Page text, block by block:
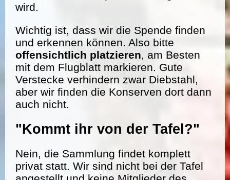
wird.
Wichtig ist, dass wir die Spende finden
und erkennen können. Also bitte
offensichtlich platzieren, am Besten
mit dem Flugblatt markieren. Gute
Verstecke verhindern zwar Diebstahl,
aber wir finden die Konserven dort dann
auch nicht.
"Kommt ihr von der Tafel?"
Nein, die Sammlung findet komplett
privat statt. Wir sind nicht bei der Tafel